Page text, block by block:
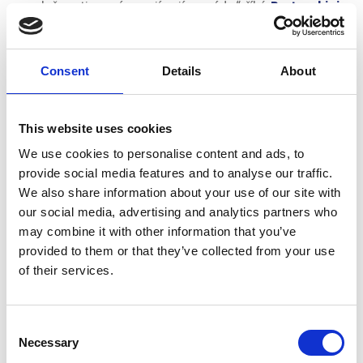
Consent Details About
This website uses cookies
We use cookies to personalise content and ads, to
provide social media features and to analyse our traffic.
We also share information about your use of our site with
our social media, advertising and analytics partners who
may combine it with other information that you’ve
provided to them or that they’ve collected from your use
of their services.
Selection
Necessary
společnosti se více zajímají o módu,“ říká Bertacchini
Pro italské značky je to tudíž příležitost, aby vyzkoušely,
zda je o ně na českém trhu zájem, aniž by ovšem
musely nést (obvykle daleko vyšší) náklady na otevření
své brandové prodejny.
Aby se rozšířilo povědomí o novém obchodě, v týdnu od
úterý 20. do soboty 24. března proběhne jeho oficiální
otevření, v rámci kterého se klienti budou moci
podrobně seznámit s novým projektem. „Již jsme
uskutečnili privátní prezentace našich značek, jež měly
velkou odezvu a dostali jsme i první zakázky,“ uvádí
první úspěchyGiancarlo Bertacchini.
Otevírací doba: Pondělí – Sobota, od 10 do 19 hodin